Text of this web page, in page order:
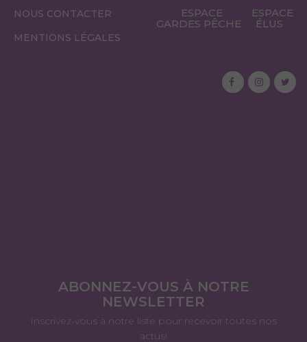
NOUS CONTACTER
MENTIONS LÉGALES
ESPACE
GARDES PÊCHE
ESPACE
ÉLUS
ABONNEZ-VOUS À NOTRE
NEWSLETTER
Inscrivez-vous à notre liste pour recevoir toutes nos
actus!